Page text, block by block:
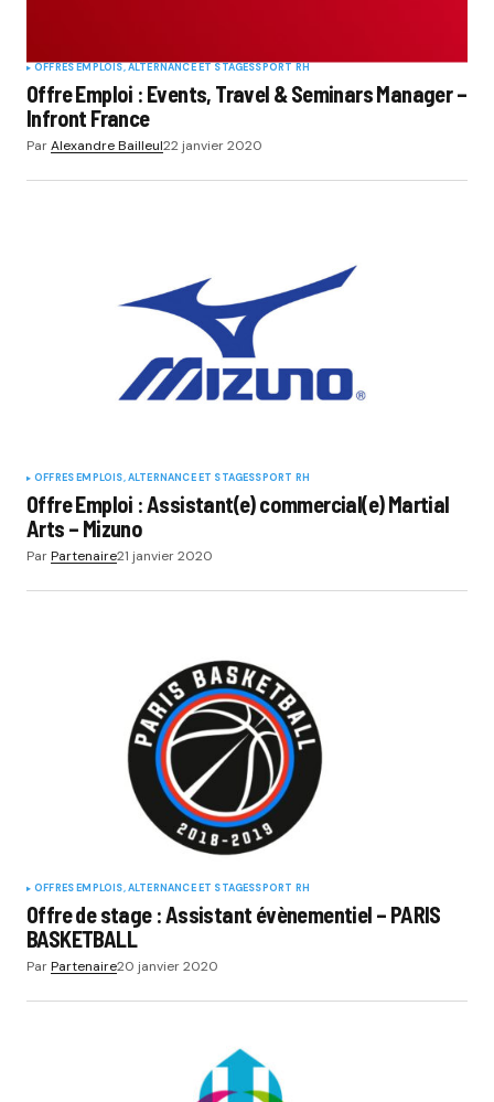
OFFRES EMPLOIS, ALTERNANCE ET STAGESSPORT RH
Offre Emploi : Events, Travel & Seminars Manager –
Infront France
ParAlexandre Bailleul22 janvier 2020
OFFRES EMPLOIS, ALTERNANCE ET STAGESSPORT RH
Offre Emploi : Assistant(e) commercial(e) Martial
Arts – Mizuno
ParPartenaire21 janvier 2020
OFFRES EMPLOIS, ALTERNANCE ET STAGESSPORT RH
Offre de stage : Assistant évènementiel – PARIS
BASKETBALL
ParPartenaire20 janvier 2020